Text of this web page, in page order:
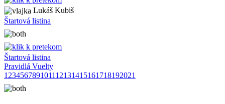
Lukáš Kubiš
Štartová listina
Štartová listina
Pravidlá Vuelty
1 23456789101112131415161718192021